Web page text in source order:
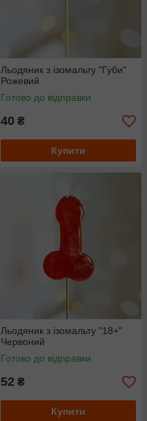
Льодяник з ізомальту "Губи"
Рожевий
Готово до відправки
40 ₴
Купити
Льодяник з ізомальту "18+"
Червоний
Готово до відправки
52 ₴
Купити